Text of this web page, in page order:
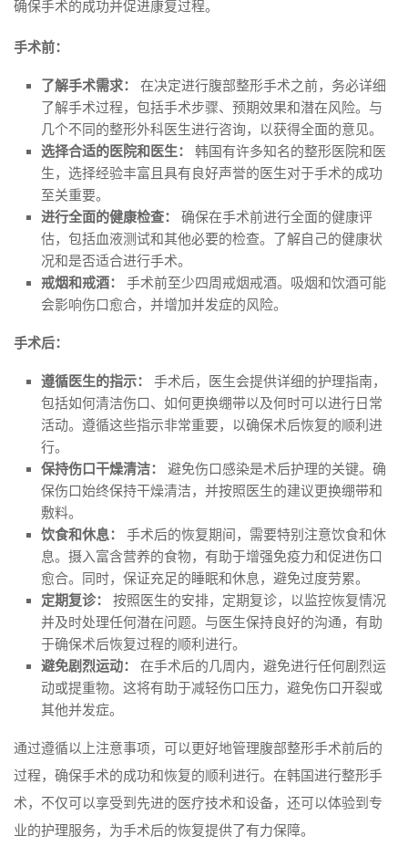
确保手术的成功并促进康复过程。
手术前：
了解手术需求：
在决定进行腹部整形手术之前，务必详细
了解手术过程，包括手术步骤、预期效果和潜在风险。与
几个不同的整形外科医生进行咨询，以获得全面的意见。
选择合适的医院和医生：
韩国有许多知名的整形医院和医
生，选择经验丰富且具有良好声誉的医生对于手术的成功
至关重要。
进行全面的健康检查：
确保在手术前进行全面的健康评
估，包括血液测试和其他必要的检查。了解自己的健康状
况和是否适合进行手术。
戒烟和戒酒：
手术前至少四周戒烟戒酒。吸烟和饮酒可能
会影响伤口愈合，并增加并发症的风险。
手术后：
遵循医生的指示：
手术后，医生会提供详细的护理指南，
包括如何清洁伤口、如何更换绷带以及何时可以进行日常
活动。遵循这些指示非常重要，以确保术后恢复的顺利进
行。
保持伤口干燥清洁：
避免伤口感染是术后护理的关键。确
保伤口始终保持干燥清洁，并按照医生的建议更换绷带和
敷料。
饮食和休息：
手术后的恢复期间，需要特别注意饮食和休
息。摄入富含营养的食物，有助于增强免疫力和促进伤口
愈合。同时，保证充足的睡眠和休息，避免过度劳累。
定期复诊：
按照医生的安排，定期复诊，以监控恢复情况
并及时处理任何潜在问题。与医生保持良好的沟通，有助
于确保术后恢复过程的顺利进行。
避免剧烈运动：
在手术后的几周内，避免进行任何剧烈运
动或提重物。这将有助于减轻伤口压力，避免伤口开裂或
其他并发症。
通过遵循以上注意事项，可以更好地管理腹部整形手术前后的
过程，确保手术的成功和恢复的顺利进行。在韩国进行整形手
术，不仅可以享受到先进的医疗技术和设备，还可以体验到专
业的护理服务，为手术后的恢复提供了有力保障。